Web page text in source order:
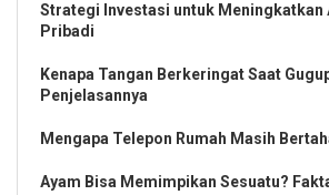
Strategi Investasi untuk Meningkatkan
Pribadi
Kenapa Tangan Berkeringat Saat
Penjelasannya
Mengapa Telepon Rumah Masih
Ayam Bisa Memimpikan Sesuatu?